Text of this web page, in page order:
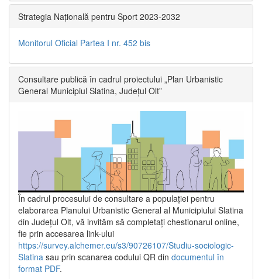
Strategia Națională pentru Sport 2023-2032
Monitorul Oficial Partea I nr. 452 bis
Consultare publică în cadrul proiectului „Plan Urbanistic
General Municipiul Slatina, Județul Olt”
În cadrul procesului de consultare a populaţiei pentru
elaborarea Planului Urbanistic General al Municipiului Slatina
din Județul Olt, vă invităm să completați chestionarul online,
fie prin accesarea link-ului
https://survey.alchemer.eu/s3/90726107/Studiu-sociologic-
Slatina sau prin scanarea codului QR din documentul în
format PDF.